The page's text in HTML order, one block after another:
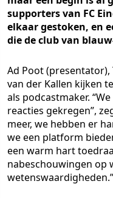
supporters van FC
elkaar gestoken, en
die de club van
Ad Poot (presentator),
van der Kallen kijken
als podcastmaker.
reacties gekregen”,
meer, we hebben er
we een platform
een warm hart
nabeschouwingen op
wetenswaardigheden.”